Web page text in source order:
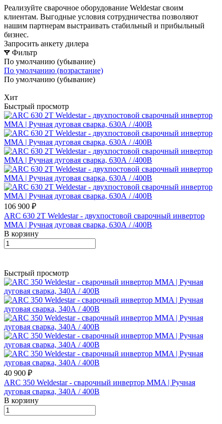
Реализуйте сварочное оборудование Weldestar своим
клиентам. Выгодные условия сотрудничества позволяют
нашим партнерам выстраивать стабильный и прибыльный
бизнес.
Запросить анкету дилера
Фильтр
По умолчанию (убывание)
По умолчанию (возрастание)
По умолчанию (убывание)
Хит
Быстрый просмотр
106 900 ₽
ARC 630 2Т Weldestar - двухпостовой сварочный инвертор
MMA | Ручная дуговая сварка, 630А / /400В
В корзину
Быстрый просмотр
40 900 ₽
ARC 350 Weldestar - сварочный инвертор MMA | Ручная
дуговая сварка, 340А / 400В
В корзину